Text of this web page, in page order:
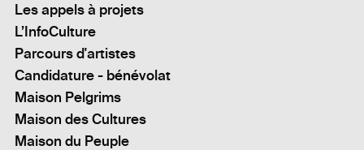
Les appels à projets
L’InfoCulture
Parcours d'artistes
Candidature - bénévolat
Maison Pelgrims
Maison des Cultures
Maison du Peuple